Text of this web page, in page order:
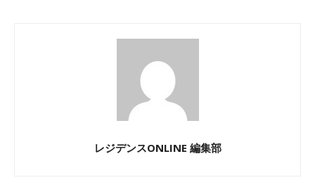
レジデンスONLINE 編集部